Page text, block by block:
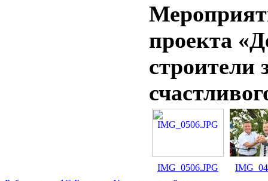
проекта
строители
IMG_0506.JPG